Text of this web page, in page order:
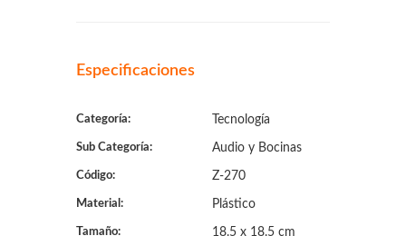
Especificaciones
Categoría: Tecnología
Sub Categoría: Audio y Bocinas
Código: Z-270
Material: Plástico
Tamaño: 18.5 x 18.5 cm